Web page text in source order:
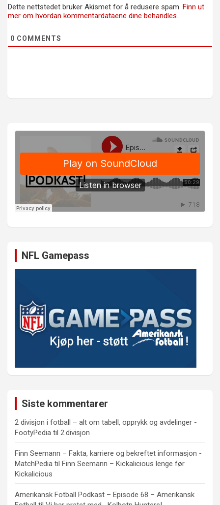
Dette nettstedet bruker Akismet for å redusere spam. Finn ut
mer om hvordan kommentardataene dine behandles.
0 COMMENTS
NFL Gamepass
Siste kommentarer
2 divisjon i fotball – alt om tabell, opprykk og avdelinger -
FootyPedia til 2.divisjon
Finn Seemann – Fakta, karriere og bekreftet informasjon -
MatchPedia til Finn Seemann – Kickalicious lenge før
Kickalicious
Amerikansk Fotball Podkast – Episode 68 – Amerikansk